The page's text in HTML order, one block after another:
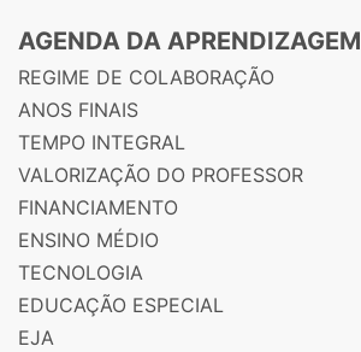
AGENDA DA APRENDIZAGEM
REGIME DE COLABORAÇÃO
ANOS FINAIS
TEMPO INTEGRAL
VALORIZAÇÃO DO PROFESSOR
FINANCIAMENTO
ENSINO MÉDIO
TECNOLOGIA
EDUCAÇÃO ESPECIAL
EJA